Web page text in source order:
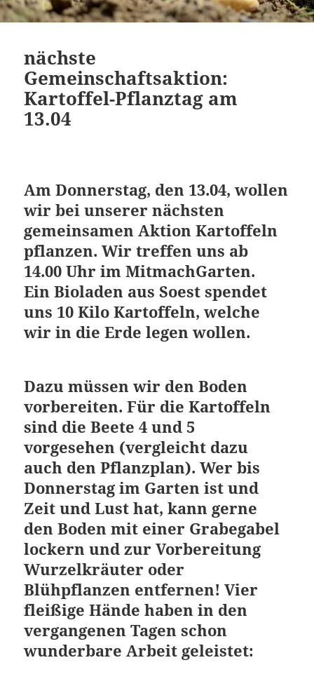
nächste
Gemeinschaftsaktion:
Kartoffel-Pflanztag am
13.04
Am Donnerstag, den 13.04, wollen
wir bei unserer nächsten
gemeinsamen Aktion Kartoffeln
pflanzen. Wir treffen uns ab
14.00 Uhr im MitmachGarten.
Ein Bioladen aus Soest spendet
uns 10 Kilo Kartoffeln, welche
wir in die Erde legen wollen.
Dazu müssen wir den Boden
vorbereiten. Für die Kartoffeln
sind die Beete 4 und 5
vorgesehen (vergleicht dazu
auch den Pflanzplan). Wer bis
Donnerstag im Garten ist und
Zeit und Lust hat, kann gerne
den Boden mit einer Grabegabel
lockern und zur Vorbereitung
Wurzelkräuter oder
Blühpflanzen entfernen! Vier
fleißige Hände haben in den
vergangenen Tagen schon
wunderbare Arbeit geleistet: